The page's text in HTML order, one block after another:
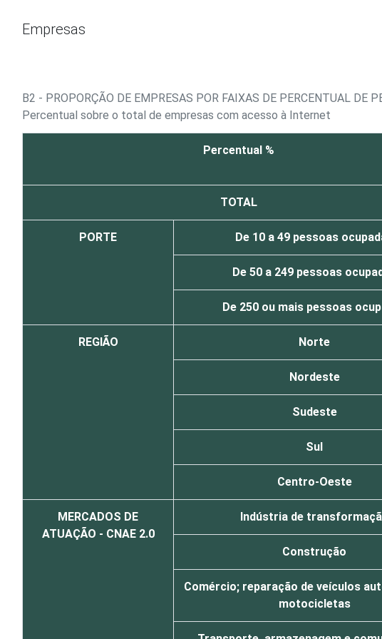
Empresas
B2 - PROPORÇÃO DE EMPRESAS POR FAIXAS DE PERCENTUAL DE
Percentual sobre o total de empresas com acesso à Internet
Percentual %
TOTAL
PORTE De 10 a 49 pessoas
De 50 a 249 pessoas
De 250 ou mais pessoas
REGIÃO Norte
Nordeste
Sudeste
Sul
Centro-Oeste
MERCADOS DE
ATUAÇÃO - CNAE 2.0
Indústria de
Construção
Comércio; reparação de veículos
motocicletas